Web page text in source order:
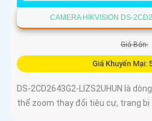
CAMERA HIKVISION DS-
Giá Bán:
Giá Khuyến Mại:
DS-2CD2643G2-LIZS2UHUN là
thể zoom thay đổi tiêu cự, trang bị